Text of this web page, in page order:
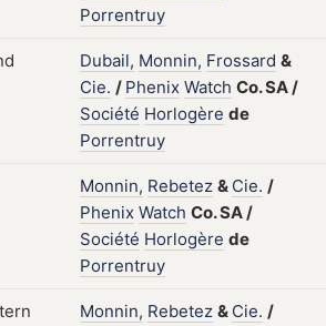
Porrentruy
Dubail, Monnin, Frossard &
Cie. / Phenix Watch Co.SA/
Société Horlogère de
Porrentruy
Monnin, Rebetez & Cie. /
Phenix Watch Co.SA/
Société Horlogère de
Porrentruy
Monnin, Rebetez & Cie. /